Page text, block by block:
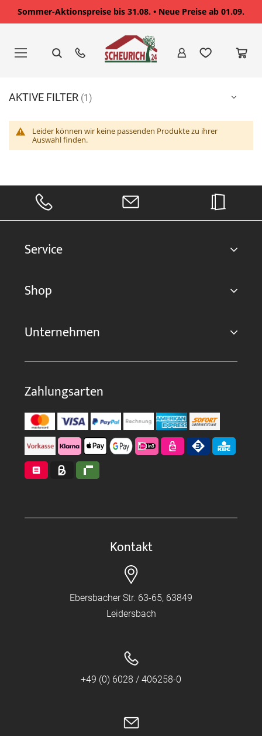
Sommer-Aktionspreise bis 31.08. • Neue Preise ab 01.09.
springen
Leider können wir keine passenden Produkte zu ihrer
Auswahl finden.
AKTIVE FILTER
Service
Shop
Unternehmen
Zahlungsarten
Kontakt
Ebersbacher Str. 63-65, 63849
Leidersbach
+49 (0) 6028 / 406258-0